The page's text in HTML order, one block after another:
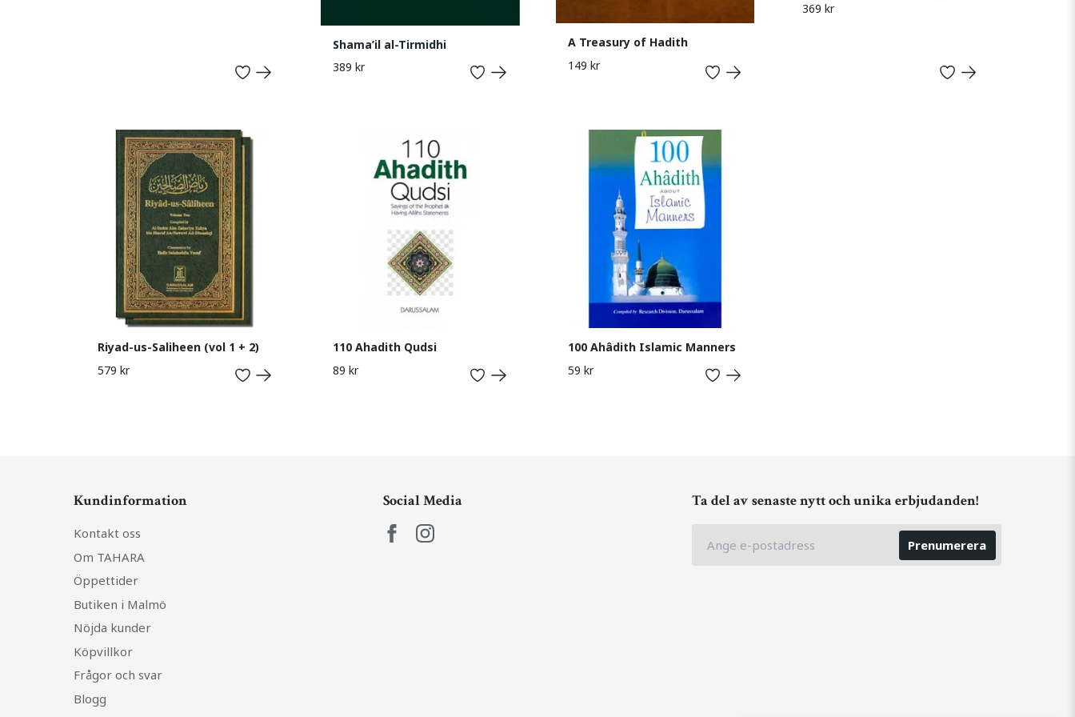
Shama’il al-Tirmidhi
389 kr
A Treasury of Hadith
149 kr
369 kr
Riyad-us-Saliheen (vol 1 + 2)
579 kr
110 Ahadith Qudsi
89 kr
100 Ahâdith Islamic Manners
59 kr
Kundinformation
Kontakt oss
Om TAHARA
Öppettider
Butiken i Malmö
Nöjda kunder
Köpvillkor
Frågor och svar
Blogg
Social Media Ta del av senaste nytt och unika erbjudanden!
Prenumerera